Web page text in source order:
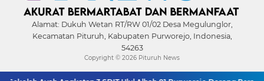
Alamat: Dukuh Wetan RT/RW 01/02 Desa Megulunglor,
Kecamatan Pituruh, Kabupaten Purworejo, Indonesia,
54263
Copyright © 2026 Pituruh News